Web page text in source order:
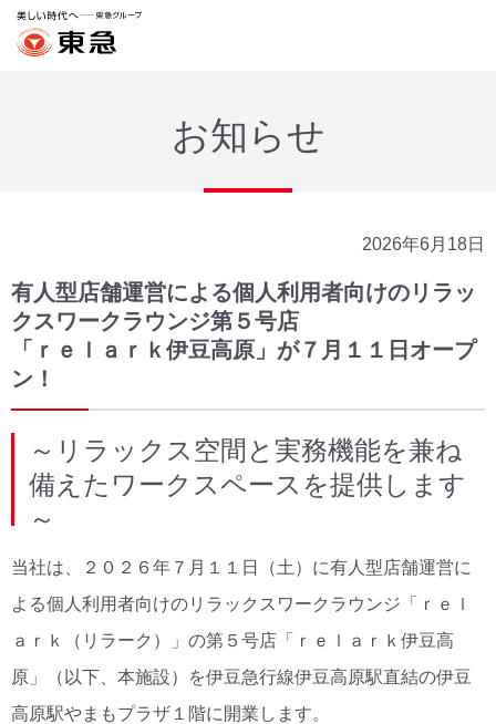
お知らせ
2026年6月18日
有人型店舗運営による個人利用者向けのリラッ
クスワークラウンジ第５号店
「ｒｅｌａｒｋ伊豆高原」が７月１１日オープ
ン！
～リラックス空間と実務機能を兼ね
備えたワークスペースを提供します
～
当社は、２０２６年７月１１日（土）に有人型店舗運営に
よる個人利用者向けのリラックスワークラウンジ「ｒｅｌ
ａｒｋ（リラーク）」の第５号店「ｒｅｌａｒｋ伊豆高
原」（以下、本施設）を伊豆急行線伊豆高原駅直結の伊豆
高原駅やまもプラザ１階に開業します。